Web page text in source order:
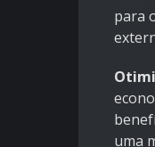
para
uma